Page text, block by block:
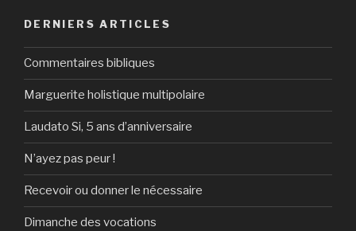
DERNIERS ARTICLES
Commentaires bibliques
Marguerite holistique multipolaire
Laudato Si, 5 ans d’anniversaire
N’ayez pas peur !
Recevoir ou donner le nécessaire
Dimanche des vocations